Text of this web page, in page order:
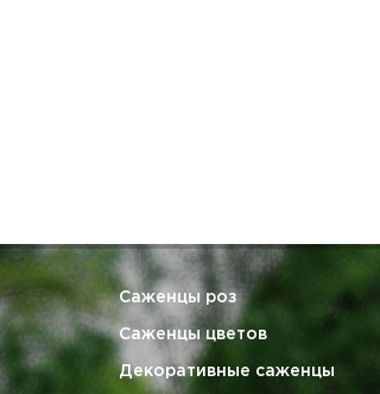
Саженцы роз
Саженцы цветов
Декоративные саженцы